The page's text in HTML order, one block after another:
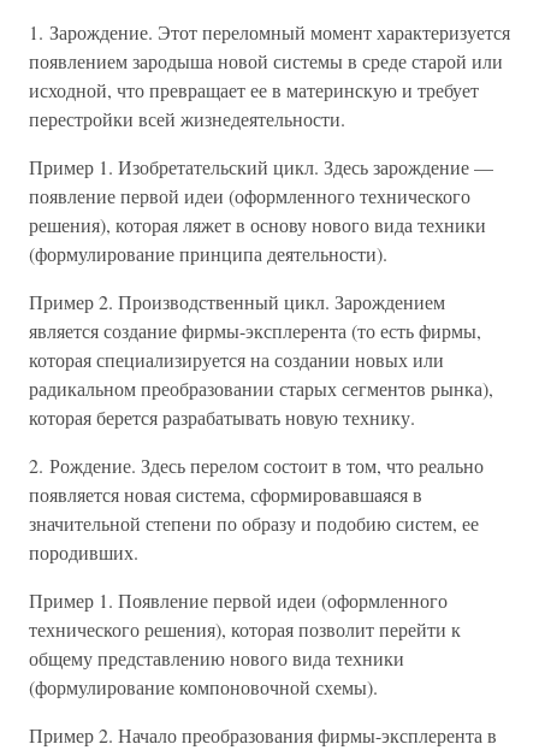
1. Зарождение. Этот переломный момент характеризуется
появлением зародыша новой системы в среде старой или
исходной, что превращает ее в материнскую и требует
перестройки всей жизнедеятельности.
Пример 1. Изобретательский цикл. Здесь зарождение —
появление первой идеи (оформленного технического
решения), которая ляжет в основу нового вида техники
(формулирование принципа деятельности).
Пример 2. Производственный цикл. Зарождением
является создание фирмы-эксплерента (то есть фирмы,
которая специализируется на создании новых или
радикальном преобразовании старых сегментов рынка),
которая берется разрабатывать новую технику.
2. Рождение. Здесь перелом состоит в том, что реально
появляется новая система, сформировавшаяся в
значительной степени по образу и подобию систем, ее
породивших.
Пример 1. Появление первой идеи (оформленного
технического решения), которая позволит перейти к
общему представлению нового вида техники
(формулирование компоновочной схемы).
Пример 2. Начало преобразования фирмы-эксплерента в